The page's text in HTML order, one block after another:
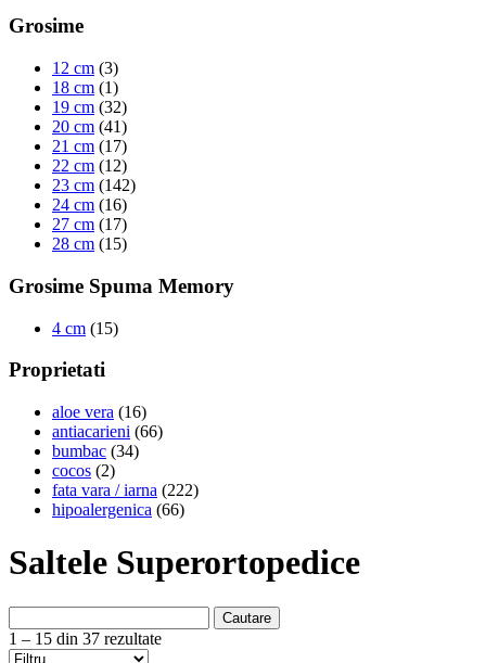
Grosime
12 cm (3)
18 cm (1)
19 cm (32)
20 cm (41)
21 cm (17)
22 cm (12)
23 cm (142)
24 cm (16)
27 cm (17)
28 cm (15)
Grosime Spuma Memory
4 cm (15)
Proprietati
aloe vera (16)
antiacarieni (66)
bumbac (34)
cocos (2)
fata vara / iarna (222)
hipoalergenica (66)
Saltele Superortopedice
Cautare
1 – 15 din 37 rezultate